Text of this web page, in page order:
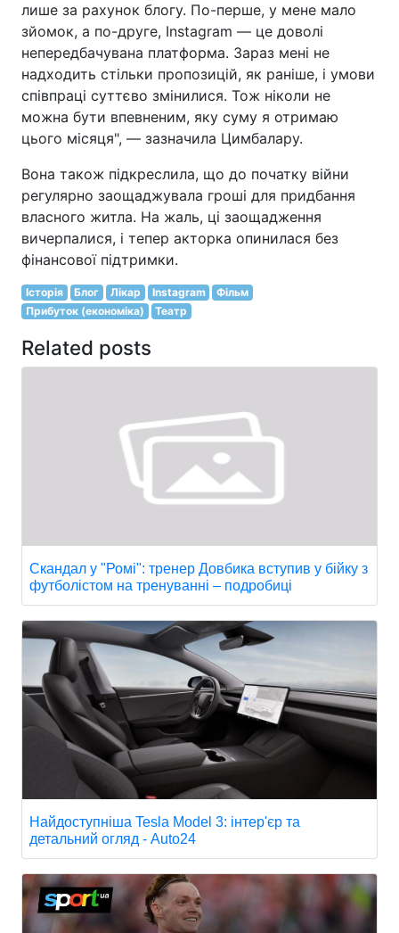
лише за рахунок блогу. По-перше, у мене мало
зйомок, а по-друге, Instagram — це доволі
непередбачувана платформа. Зараз мені не
надходить стільки пропозицій, як раніше, і умови
співпраці суттєво змінилися. Тож ніколи не
можна бути впевненим, яку суму я отримаю
цього місяця", — зазначила Цимбалару.
Вона також підкреслила, що до початку війни
регулярно заощаджувала гроші для придбання
власного житла. На жаль, ці заощадження
вичерпалися, і тепер акторка опинилася без
фінансової підтримки.
Історія Блог Лікар Instagram
Фільм
Прибуток (економіка)
Театр
Related posts
Скандал у "Ромі": тренер Довбика вступив у бійку з
футболістом на тренуванні – подробиці
Найдоступніша Tesla Model 3: інтер'єр та
детальний огляд - Auto24